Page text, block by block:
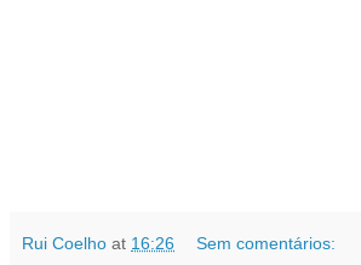
Rui Coelho at 16:26 Sem comentários: